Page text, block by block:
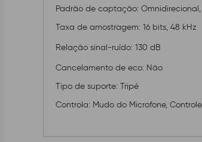
Padrão de captação:
Taxa de amostragem: 16 bits, 48 kHz
Relação sinal-ruído: 130 dB
Cancelamento de eco: Não
Tipo de suporte: Tripé
Controla: Mudo do Microfone,